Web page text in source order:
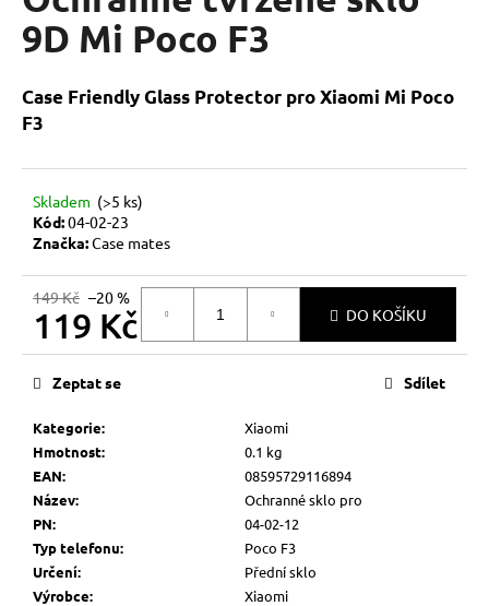
0,0
z
hvězdiček.
9D Mi Poco F3
Case Friendly Glass Protector pro Xiaomi Mi Poco
F3
Skladem (>5 ks)
Kód:04-02-23
Značka:Case mates
149 Kč –20 %
119 Kč
Měrná
DO KOŠÍKU
Kategorie:
Xiaomi
Hmotnost:
0.1 kg
EAN:
08595729116894
Název:
Ochranné sklo pro
PN:
04-02-12
Typ telefonu:
Poco F3
Určení:
Přední sklo
Výrobce: Xiaomi
Zeptat se Sdílet
a
j
í
t
?
HLEDAT
D
o
p
o
u
u
e
m